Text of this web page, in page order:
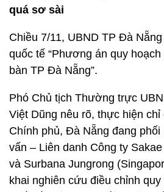
quá sơ sài
Chiều 7/11, UBND TP Đà
quốc tế “Phương án quy
bàn TP Đà Nẵng”.
Phó Chủ tịch Thường trực
Việt Dũng nêu rõ, thực hiện
Chính phủ, Đà Nẵng đang
vấn – Liên danh Công ty
và Surbana Jungrong
khai nghiên cứu điều chỉnh